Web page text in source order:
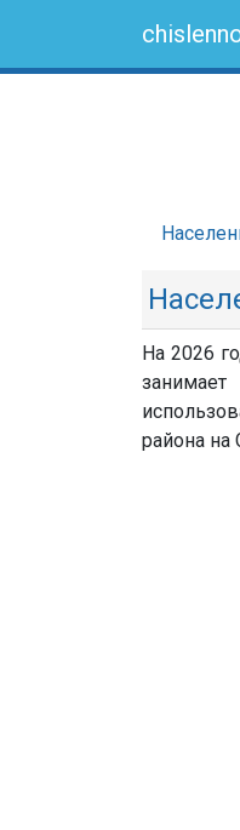
На 2026
района на